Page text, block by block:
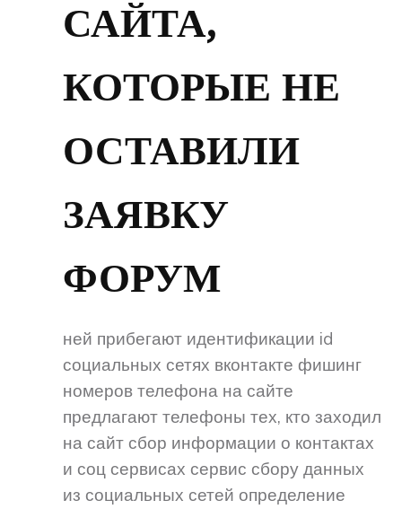
САЙТА,
КОТОРЫЕ НЕ
ОСТАВИЛИ
ЗАЯВКУ
ФОРУМ
ней прибегают идентификации id
социальных сетях вконтакте фишинг
номеров телефона на сайте
предлагают телефоны тех, кто заходил
на сайт сбор информации о контактах
и соц сервисах сервис сбору данных
из социальных сетей определение